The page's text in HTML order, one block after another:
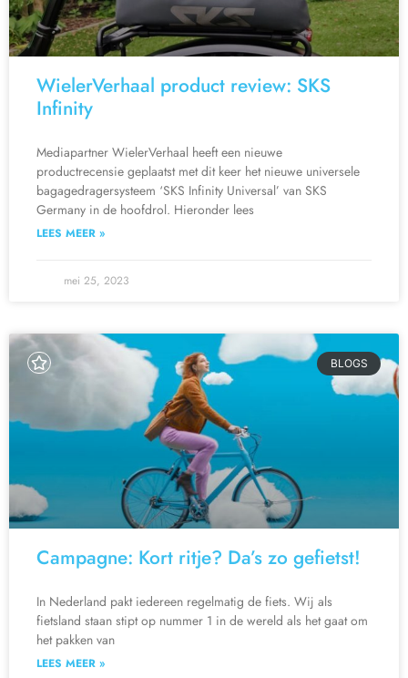
WielerVerhaal product review: SKS
Infinity
Mediapartner WielerVerhaal heeft een nieuwe
productrecensie geplaatst met dit keer het nieuwe universele
bagagedragersysteem ‘SKS Infinity Universal’ van SKS
Germany in de hoofdrol. Hieronder lees
LEES MEER »
mei 25, 2023
BLOGS
Campagne: Kort ritje? Da’s zo gefietst!
In Nederland pakt iedereen regelmatig de fiets. Wij als
fietsland staan stipt op nummer 1 in de wereld als het gaat om
het pakken van
LEES MEER »